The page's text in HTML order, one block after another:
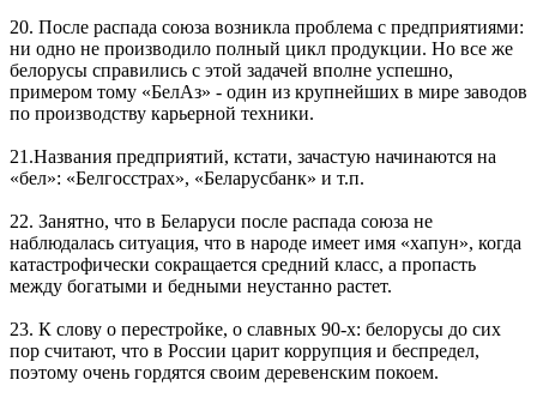
20. После распада союза возникла проблема с предприятиями:
ни одно не производило полный цикл продукции. Но все же
белорусы справились с этой задачей вполне успешно,
примером тому «БелАз» - один из крупнейших в мире заводов
по производству карьерной техники.
21.Названия предприятий, кстати, зачастую начинаются на
«бел»: «Белгосстрах», «Беларусбанк» и т.п.
22. Занятно, что в Беларуси после распада союза не
наблюдалась ситуация, что в народе имеет имя «хапун», когда
катастрофически сокращается средний класс, а пропасть
между богатыми и бедными неустанно растет.
23. К слову о перестройке, о славных 90-х: белорусы до сих
пор считают, что в России царит коррупция и беспредел,
поэтому очень гордятся своим деревенским покоем.